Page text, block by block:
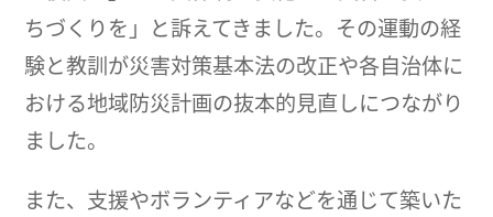
ちづくりを」と訴えてきました。その運動の経
験と教訓が災害対策基本法の改正や各自治体に
おける地域防災計画の抜本的見直しにつながり
ました。
また、支援やボランティアなどを通じて築いた